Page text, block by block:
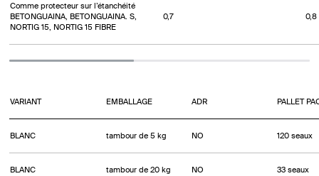
Comme protecteur sur l’étanchéité
BETONGUAINA, BETONGUAINA. S,
NORTIG 15, NORTIG 15 FIBRE
0,7 0,8
VARIANT EMBALLAGE ADR PALLET
BLANC tambour de 5 kg NO 120 seaux
BLANC tambour de 20 kg NO 33 seaux